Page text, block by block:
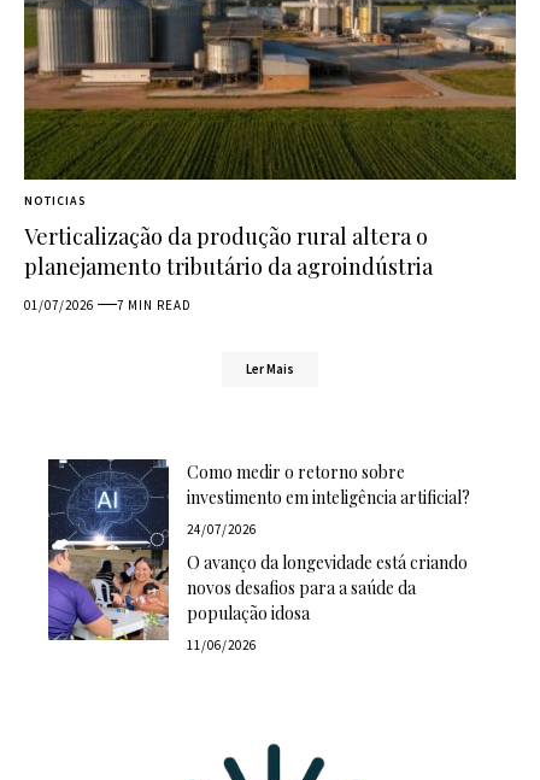
NOTICIAS
Verticalização da produção rural altera o
planejamento tributário da agroindústria
01/07/2026 7 MIN READ
Ler Mais
Como medir o retorno sobre
investimento em inteligência artificial?
24/07/2026
O avanço da longevidade está criando
novos desafios para a saúde da
população idosa
11/06/2026